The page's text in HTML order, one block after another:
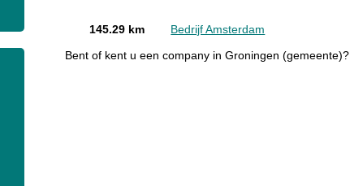
145.29 km Bedrijf Amsterdam
Bent of kent u een company in Groningen (gemeente)?